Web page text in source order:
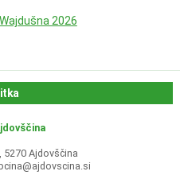
2026
5270 Ajdovščina